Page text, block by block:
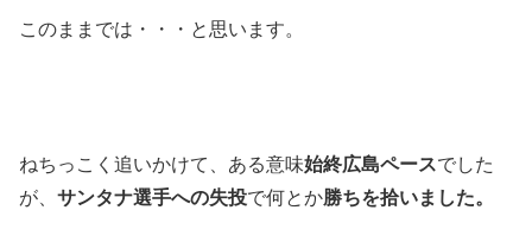
このままでは・・・と思います。
ねちっこく追いかけて、ある意味始終広島ペースでした
が、 サンタナ選手への失投で何とか勝ちを拾いました。